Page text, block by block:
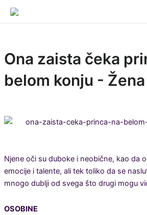
Skip
Ona zaista čeka
belom konju -
Njene oči su duboke i neobične, kao da
emocije i talente, ali tek toliko da se
mnogo dublji od svega što drugi mogu
OSOBINE